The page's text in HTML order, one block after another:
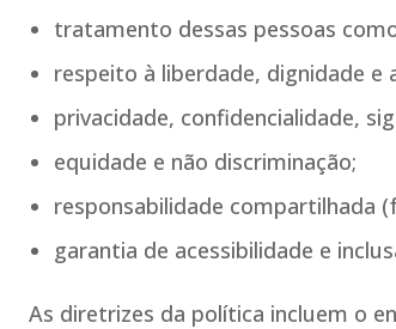
tratamento dessas pessoas
respeito à liberdade, dignidade e
privacidade, confidencialidade,
equidade e não discriminação;
responsabilidade compartilhada
garantia de acessibilidade e
As diretrizes da política incluem o